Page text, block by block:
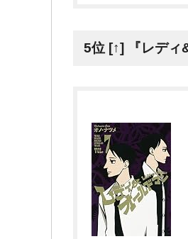
5位 [↑] 『レディ